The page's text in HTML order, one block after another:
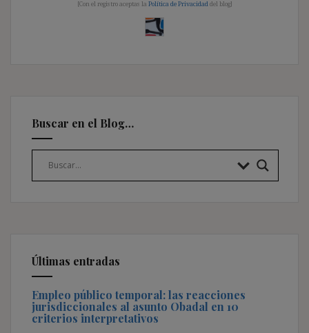
[Con el registro aceptas la Política de Privacidad del blog]
Buscar en el Blog…
Últimas entradas
Empleo público temporal: las reacciones
jurisdiccionales al asunto Obadal en 10
criterios interpretativos